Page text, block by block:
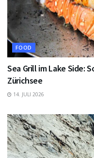
FOOD
Sea Grill im Lake Side:
Zürichsee
14. JULI 2026